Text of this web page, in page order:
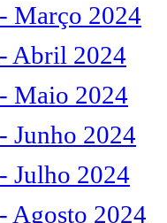
Março 2024
Abril 2024
Maio 2024
Junho 2024
Julho 2024
Agosto 2024